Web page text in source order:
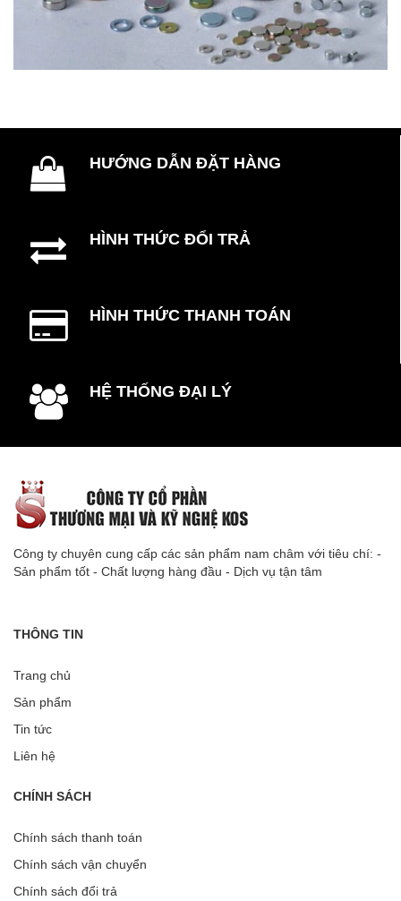
HƯỚNG DẪN ĐẶT HÀNG
HÌNH THỨC ĐỔI TRẢ
HÌNH THỨC THANH TOÁN
HỆ THỐNG ĐẠI LÝ
Công ty chuyên cung cấp các sản phẩm nam châm với tiêu chí: -
Sản phẩm tốt - Chất lượng hàng đầu - Dịch vụ tận tâm
THÔNG TIN
Trang chủ
Sản phẩm
Tin tức
Liên hệ
CHÍNH SÁCH
Chính sách thanh toán
Chính sách vận chuyển
Chính sách đổi trả